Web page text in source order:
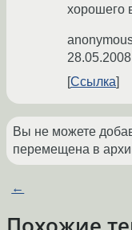
хорошего
Ссылка
Вы не можете
перемещена в
←